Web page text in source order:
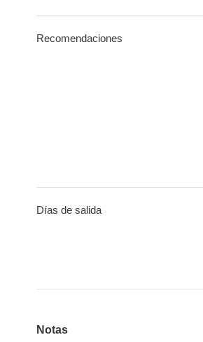
Recomendaciones
Días de salida
Notas